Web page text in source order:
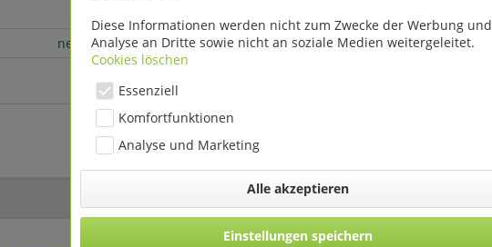
nein
Diese Informationen werden nicht zum Zwecke der Werbung und
Analyse an Dritte sowie nicht an soziale Medien weitergeleitet.
Cookies löschen
Essenziell
Komfortfunktionen
Analyse und Marketing
Alle akzeptieren
Einstellungen speichern